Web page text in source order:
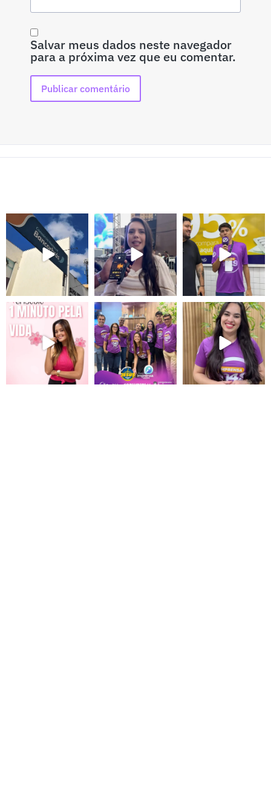
Salvar meus dados neste navegador
para a próxima vez que eu comentar.